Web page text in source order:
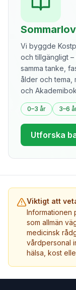
Vi byggde
och tillgängligt
samma tanke,
ålder och tema,
och
0–3 år 3–6
Utforska
Viktigt att
Informationen
som allmän
medicinsk
vårdpersonal
hälsa, kost